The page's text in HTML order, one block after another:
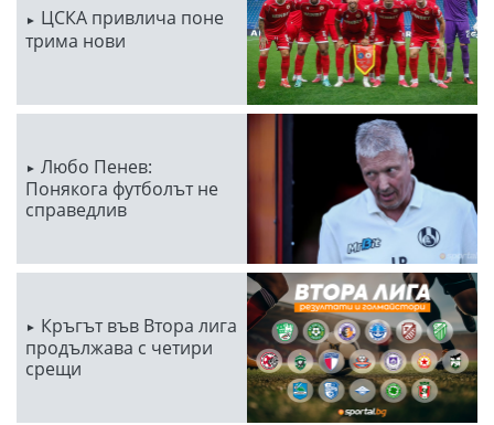
ЦСКА привлича поне
трима нови
Любо Пенев:
Понякога футболът не
справедлив
Кръгът във Втора лига
продължава с четири
срещи